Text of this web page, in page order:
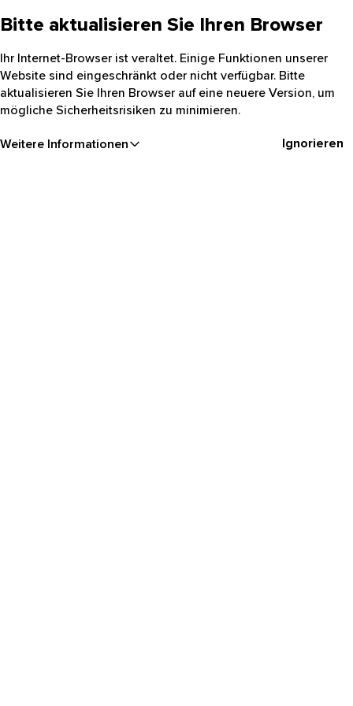
Bitte aktualisieren Sie Ihren Browser
Ihr Internet-Browser ist veraltet. Einige Funktionen unserer
Website sind eingeschränkt oder nicht verfügbar. Bitte
aktualisieren Sie Ihren Browser auf eine neuere Version, um
mögliche Sicherheitsrisiken zu minimieren.
Weitere Informationen Ignorieren